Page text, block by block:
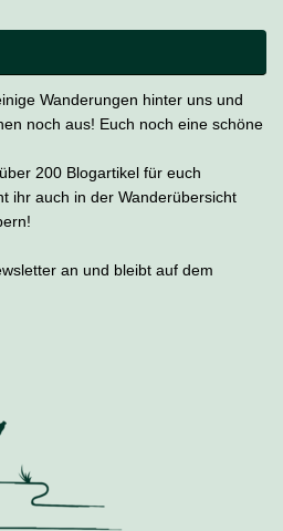
Wanderungen hinter uns und
noch aus! Euch noch eine schöne
200 Blogartikel für euch
ihr auch in der Wanderübersicht
an und bleibt auf dem